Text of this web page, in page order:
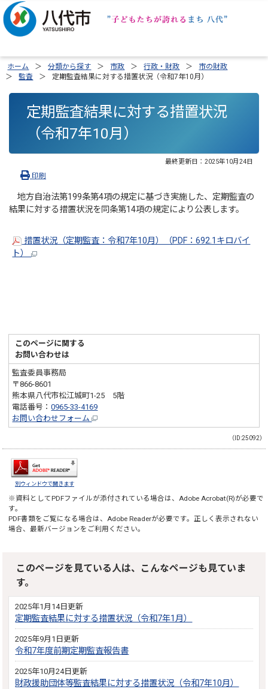
ホーム 分類から探す 市政 行政・財政
市の財政
監査
定期監査結果に対する措置状況（令和7年10月）
定期監査結果に対する措置状況
（令和7年10月）
最終更新日： 2025年10月24日
印刷
地方自治法第199条第4項の規定に基づき実施した、定期監査の
結果に対する措置状況を同条第14項の規定により公表します。
措置状況（定期監査：令和7年10月）（PDF：692.1キロバイ
ト）
このページに関する
お問い合わせは
監査委員事務局
〒866-8601
熊本県八代市松江城町1-25 5階
電話番号：0965-33-4169
お問い合わせフォーム
（ID:25092）
別ウィンドウで開きます
※資料としてPDFファイルが添付されている場合は、 Adobe Acrobat(R)が必要で
す。
PDF書類をご覧になる場合は、 Adobe Readerが必要です。正しく表示されない
場合、最新バージョンをご利用ください。
このページを見ている人は、こんなページも見ていま
す。
2025年1月14日更新
定期監査結果に対する措置状況（令和7年1月）
2025年9月1日更新
令和7年度前期定期監査報告書
2025年10月24日更新
財政援助団体等監査結果に対する措置状況（令和7年10月）